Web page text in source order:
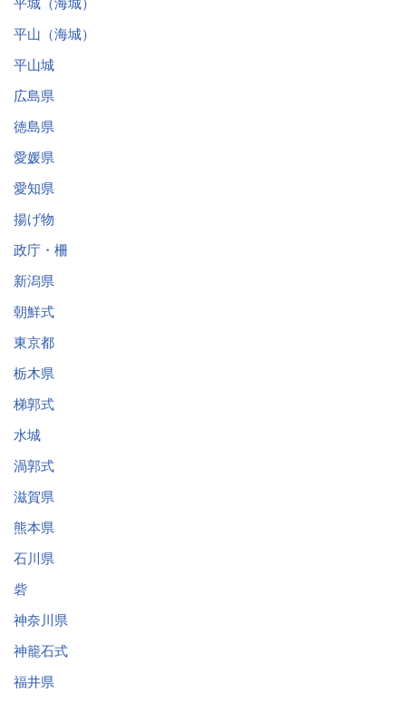
平山（海城）
平山城
広島県
徳島県
愛媛県
愛知県
揚げ物
政庁・柵
新潟県
朝鮮式
東京都
栃木県
梯郭式
水城
渦郭式
滋賀県
熊本県
石川県
砦
神奈川県
神籠石式
福井県